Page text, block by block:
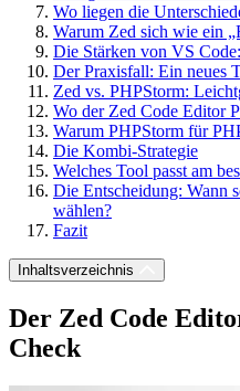
Wo liegen die
Warum Zed sich wie ein
Die Stärken von VS
Der Praxisfall: Ein neues
Zed vs. PHPStorm:
Wo der Zed Code Editor
Warum PHPStorm für
Die Kombi-Strategie
Welches Tool passt am
Die Entscheidung: Wann
wählen?
Fazit
Inhaltsverzeichnis
Der Zed Code
Check